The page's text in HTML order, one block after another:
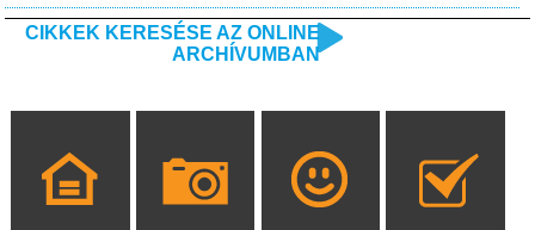
CIKKEK KERESÉSE AZ ONLINE
ARCHÍVUMBAN